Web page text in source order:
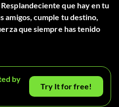
que hay en tu
amigos, cumple tu destino,
que siempre has tenido
by
Try It for free!